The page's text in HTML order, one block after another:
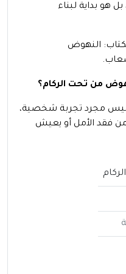
هو بداية لبناء
النهوض
من تحت الركام؟
مجرد تجربة شخصية،
فقد الأمل أو يعيش